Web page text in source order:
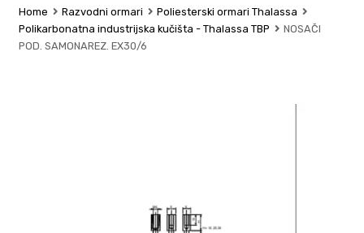
Home Razvodni ormari
Poliesterski ormari Thalassa
Polikarbonatna industrijska kučišta - Thalassa TBP
NOSAČI
POD. SAMONAREZ. EX30/6